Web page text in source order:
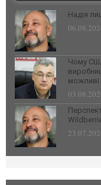
Надія
Чому США
можливі